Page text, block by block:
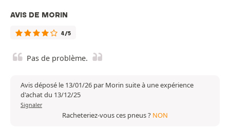
AVIS DE MORIN
4/5
Pas de problème.
Avis déposé le 13/01/26 par Morin suite à une expérience
d'achat du 13/12/25
Signaler
Racheteriez-vous ces pneus ? NON